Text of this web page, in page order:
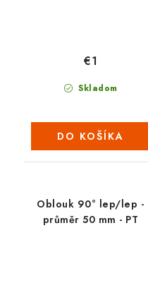
Skladom
€1
DO KOŠÍKA
Oblouk 90° lep/lep -
průměr 50 mm - PT